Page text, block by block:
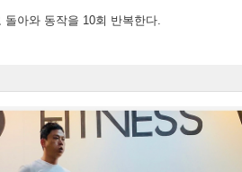
아와 동작을 10회 반복한다.